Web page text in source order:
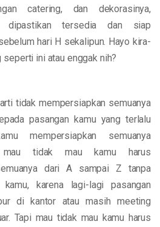
catering, dan dekorasinya,
dipastikan tersedia dan siap
hari H sekalipun. Hayo kira-
seperti ini atau enggak nih?
tidak mempersiapkan semuanya
pasangan kamu yang terlalu
mempersiapkan semuanya
mau tidak mau kamu harus
dari A sampai Z tanpa
kamu, karena lagi-lagi pasangan
di kantor atau masih meeting
Tapi mau tidak mau kamu harus